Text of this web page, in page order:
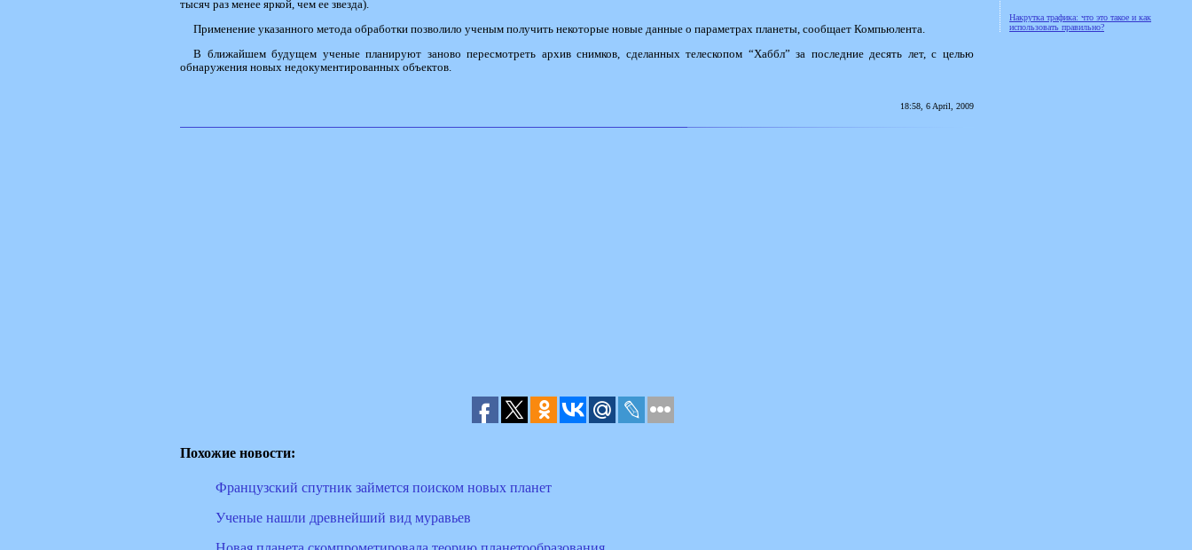
тысяч раз менее яркой, чем ее звезда).
Применение указанного метода обработки позволило ученым получить некоторые новые данные о параметрах планеты, сообщает Компьюлента.
В ближайшем будущем ученые планируют заново пересмотреть архив снимков, сделанных телескопом “Хаббл” за последние десять лет, с целью
обнаружения новых недокументированных объектов.
18:58, 6 April, 2009
Похожие новости:
Французский спутник займется поиском новых планет
Ученые нашли древнейший вид муравьев
Накрутка трафика: что это такое и как
использовать правильно?